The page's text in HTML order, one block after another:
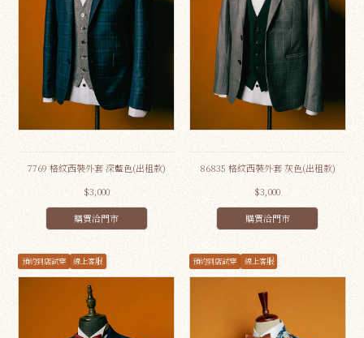
7769 格紋西裝外套 深藍色(出租款)
$3,000
購買洽門市
86835 格紋西裝外套 灰色(出租款)
$3,000
購買洽門市
預約到店試穿 線上客服 預約到店試穿 線上客服